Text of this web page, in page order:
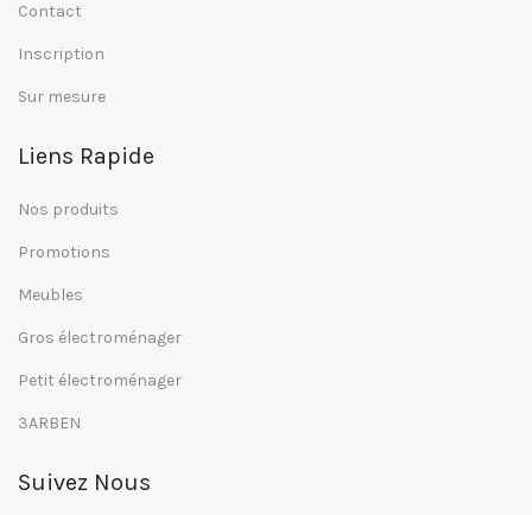
Contact
Inscription
Sur mesure
Liens Rapide
Nos produits
Promotions
Meubles
Gros électroménager
Petit électroménager
3ARBEN
Suivez Nous